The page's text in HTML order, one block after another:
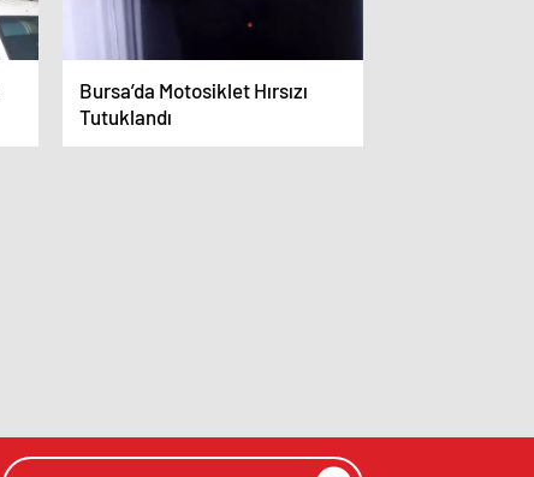
Bursa’da Motosiklet Hırsızı
Tutuklandı